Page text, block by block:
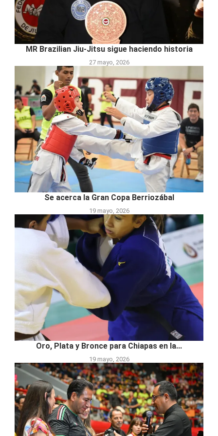
MR Brazilian Jiu-Jitsu sigue haciendo historia
27 mayo, 2026
Se acerca la Gran Copa Berriozábal
19 mayo, 2026
Oro, Plata y Bronce para Chiapas en la...
19 mayo, 2026